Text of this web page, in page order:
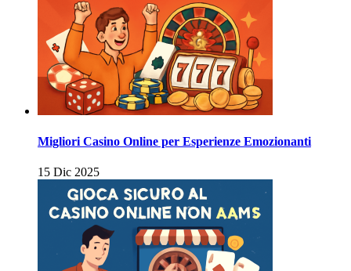
Migliori Casino Online per Esperienze Emozionanti
15 Dic 2025